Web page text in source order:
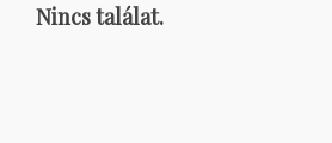
Nincs találat.